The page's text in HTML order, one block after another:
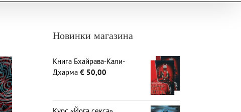
Новинки магазина
Книга Бхайрава-Кали-
Дхарма € 50,00